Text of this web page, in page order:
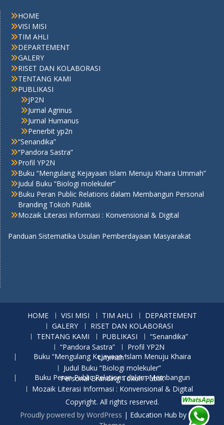
HOME
VISI MISI
TIM AHLI
DEPARTEMENT
GALERY
RISET DAN KOLABORASI
TENTANG KAMI
PUBLIKASI
JP2N
Jurnal Agrinus
Jurnal Humanus
Penerbit yp2n
“Senandika”
“Pandora Sastra”
Profil YP2N
Buku “Mengulang Kejayaan Islam Menuju Khaira Ummah”
Judul Buku “Biologi molekuler”
Buku Peran Public Relations dalam Membangun Personal
Branding Tokoh Publik
Mozaik Literasi Informasi : Konvensional & Digital
Panduan Sistematika Usulan Pemberdayaan Masyarakat
HOME VISI MISI TIM AHLI
DEPARTEMENT
GALERY
RISET DAN KOLABORASI
TENTANG KAMI
PUBLIKASI
“Senandika”
“Pandora Sastra”
Profil YP2N
Buku “Mengulang Kejayaan Islam Menuju Khaira Ummah”
Judul Buku “Biologi molekuler”
Buku Peran Public Relations dalam Membangun Personal Branding Tokoh Publik
Mozaik Literasi Informasi : Konvensional & Digital
Copyright. All rights reserved.
Proudly powered by WordPress | Education Hub by WEN